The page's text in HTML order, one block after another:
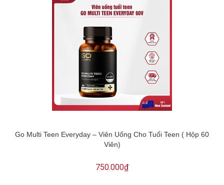
Go Multi Teen Everyday – Viên Uống Cho Tuổi Teen ( Hộp 60
Viên)
750.000₫